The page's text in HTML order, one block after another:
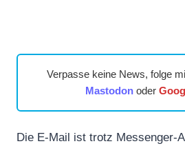
Verpasse keine News, folge
Mastodonoder
Die E-Mail ist trotz Messenger-